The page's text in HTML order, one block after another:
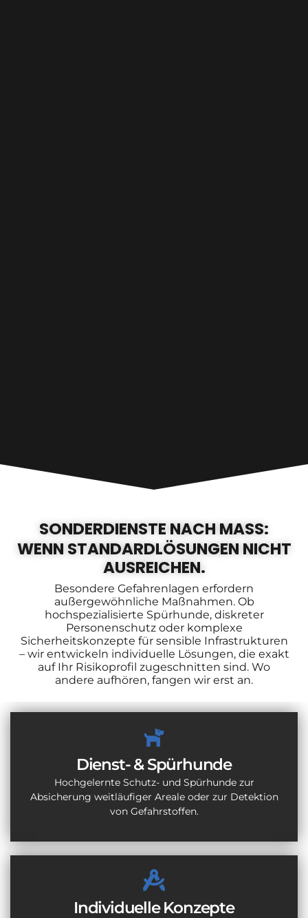
SONDERDIENSTE NACH MASS:
WENN STANDARDLÖSUNGEN NICHT
AUSREICHEN.
Besondere Gefahrenlagen erfordern
außergewöhnliche Maßnahmen. Ob
hochspezialisierte Spürhunde, diskreter
Personenschutz oder komplexe
Sicherheitskonzepte für sensible Infrastrukturen
– wir entwickeln individuelle Lösungen, die exakt
auf Ihr Risikoprofil zugeschnitten sind. Wo
andere aufhören, fangen wir erst an.
Dienst- & Spürhunde
Hochgelernte Schutz- und Spürhunde zur
Absicherung weitläufiger Areale oder zur Detektion
von Gefahrstoffen.
Individuelle Konzepte